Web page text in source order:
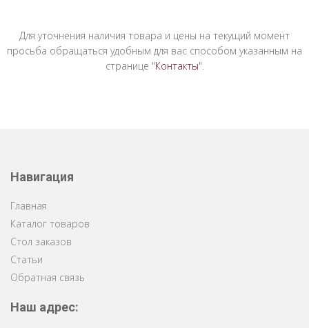
Для уточнения наличия товара и цены на текущий момент
просьба обращаться удобным для вас способом указанным на
странице "Контакты".
Навигация
Главная
Каталог товаров
Стол заказов
Статьи
Обратная связь
Наш адрес: